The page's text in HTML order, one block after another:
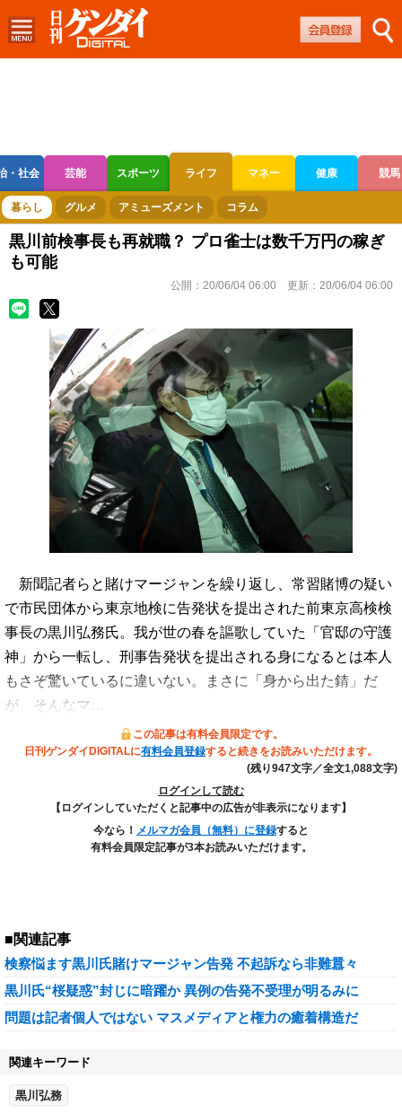
・社会 芸能 スポーツ ライフ マネー 健康 競馬
ボートレース 競輪 オートレース
暮らし グルメ アミューズメント コラム
黒川前検事長も再就職？ プロ雀士は数千万円の稼ぎ
も可能
公開： 20/06/04 06:00 更新： 20/06/04 06:00
新聞記者らと賭けマージャンを繰り返し、常習賭博の疑い
で市民団体から東京地検に告発状を提出された前東京高検検
事長の黒川弘務氏。我が世の春を謳歌していた「官邸の守護
神」から一転し、刑事告発状を提出される身になるとは本人
もさぞ驚いているに違いない。まさに「身から出た錆」だ
が、そんなマ…
この記事は有料会員限定です。
日刊ゲンダイDIGITALに有料会員登録すると続きをお読みいただけます。
(残り947文字／全文1,088文字)
ログインして読む
【ログインしていただくと記事中の広告が非表示になります】
今なら！ メルマガ会員（無料）に登録すると
有料会員限定記事が3本お読みいただけます。
■関連記事
検察悩ます黒川氏賭けマージャン告発 不起訴なら非難囂々
黒川氏“桜疑惑”封じに暗躍か 異例の告発不受理が明るみに
問題は記者個人ではない マスメディアと権力の癒着構造だ
関連キーワード
黒川弘務